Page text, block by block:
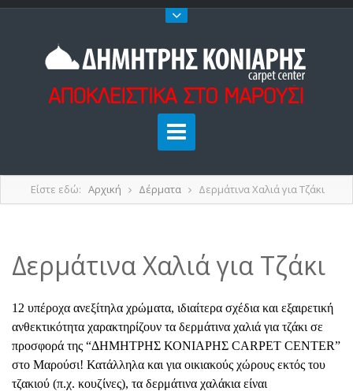
Είστε εδώ: Αρχική Δέρματα Δερμάτινα Χαλιά για Τζάκι
Δερμάτινα Χαλιά για Τζάκι
12 υπέροχα ανεξίτηλα χρώματα, ιδιαίτερα σχέδια και εξαιρετική
ανθεκτικότητα χαρακτηρίζουν τα δερμάτινα χαλιά για τζάκι σε
προσφορά της “ΔΗΜΗΤΡΗΣ ΚΟΝΙΑΡΗΣ CARPET CENTER”
στο Μαρούσι! Κατάλληλα και για οικιακούς χώρους εκτός του
τζακιού (π.χ. κουζίνες), τα δερμάτινα χαλάκια είναι